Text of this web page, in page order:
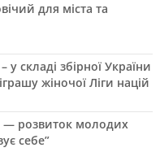
для міста та
складі збірної України
жіночої Ліги націй
— розвиток молодих
себе”